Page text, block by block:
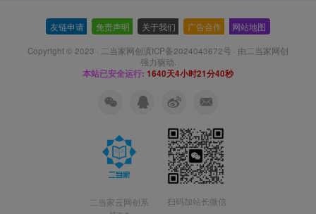
友链申请 免责声明 关于我们 广告合作 网站地图
Copyright © 2023 · 二当家网创滇ICP备2024043672号 · 由二当家网创
强力驱动.
本站已安全运行: 1640天4小时21分41秒
二当家云网创系
扫码加站长微信